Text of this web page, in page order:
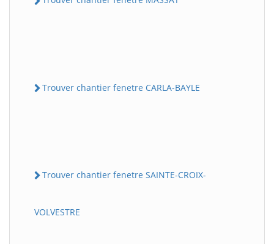
Trouver chantier fenetre CARLA-BAYLE
Trouver chantier fenetre SAINTE-CROIX-
VOLVESTRE